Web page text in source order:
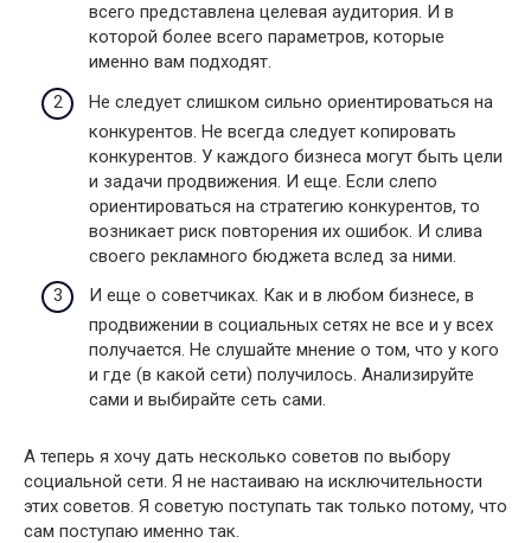
всего представлена целевая аудитория. И в
которой более всего параметров, которые
именно вам подходят.
Не следует слишком сильно ориентироваться на
конкурентов. Не всегда следует копировать
конкурентов. У каждого бизнеса могут быть цели
и задачи продвижения. И еще. Если слепо
ориентироваться на стратегию конкурентов, то
возникает риск повторения их ошибок. И слива
своего рекламного бюджета вслед за ними.
И еще о советчиках. Как и в любом бизнесе, в
продвижении в социальных сетях не все и у всех
получается. Не слушайте мнение о том, что у кого
и где (в какой сети) получилось. Анализируйте
сами и выбирайте сеть сами.
А теперь я хочу дать несколько советов по выбору
социальной сети. Я не настаиваю на исключительности
этих советов. Я советую поступать так только потому, что
сам поступаю именно так.